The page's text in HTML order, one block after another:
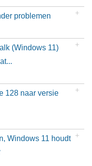
problemen
(Windows 11)
128 naar versie
Windows 11 houdt